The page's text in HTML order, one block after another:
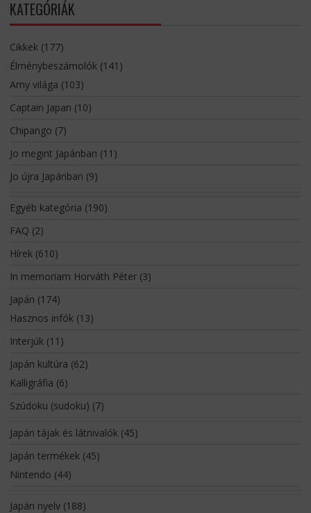
KATEGÓRIÁK
Cikkek(177)
Élménybeszámolók(141)
Amy világa (103)
Captain Japan (10)
Chipango (7)
Jo megint Japánban (11)
Jo újra Japánban (9)
Egyéb kategória (190)
FAQ (2)
Hírek(610)
In memoriam Horváth Péter(3)
Japán (174)
Hasznos infók(13)
Interjúk(11)
Japán kultúra (62)
Kalligráfia (6)
Szúdoku (sudoku) (7)
Japán tájak és látnivalók(45)
Japán termékek(45)
Nintendo (44)
Japán nyelv(188)